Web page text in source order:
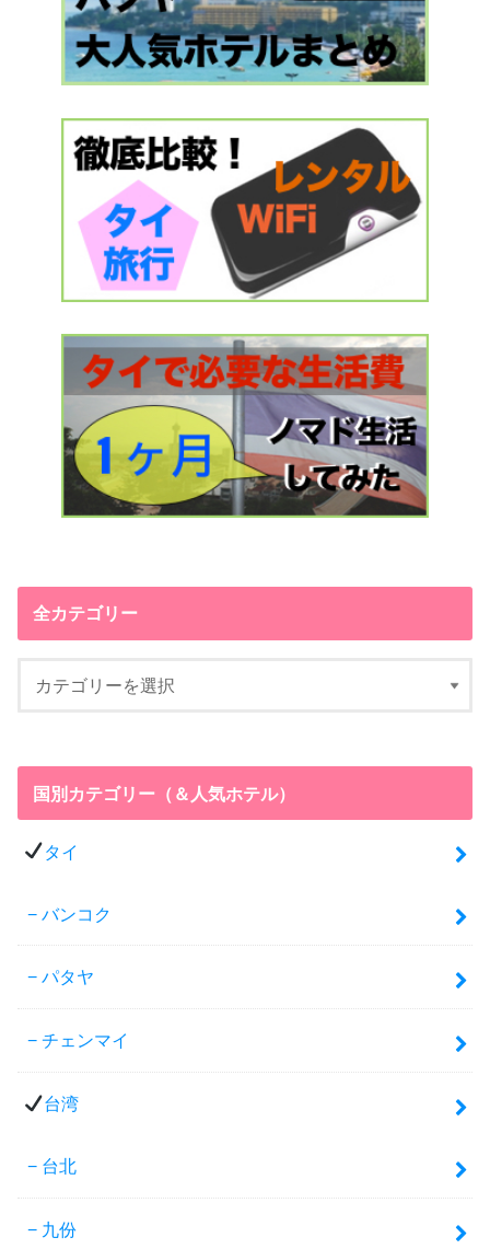
全カテゴリー
国別カテゴリー（＆人気ホテル）
タイ
バンコク
パタヤ
チェンマイ
台湾
台北
九份